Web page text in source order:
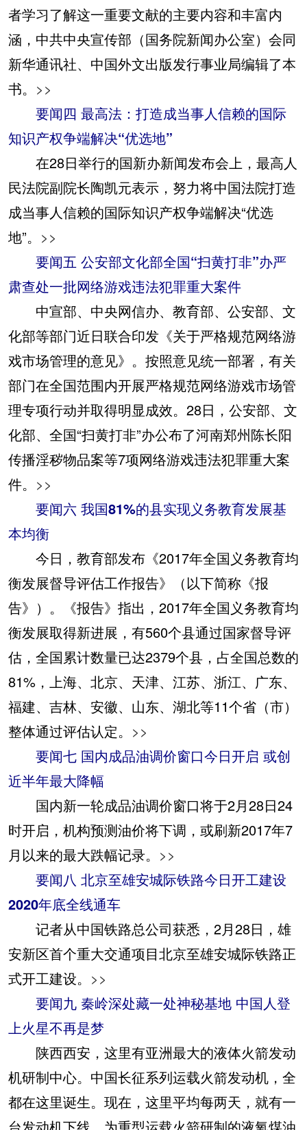
者学习了解这一重要文献的主要内容和丰富内
涵，中共中央宣传部（国务院新闻办公室）会同
新华通讯社、中国外文出版发行事业局编辑了本
书。 >>
要闻四 最高法：打造成当事人信赖的国际
知识产权争端解决“优选地”
在28日举行的国新办新闻发布会上，最高人
民法院副院长陶凯元表示，努力将中国法院打造
成当事人信赖的国际知识产权争端解决“优选
地”。 >>
要闻五 公安部文化部全国“扫黄打非”办严
肃查处一批网络游戏违法犯罪重大案件
中宣部、中央网信办、教育部、公安部、文
化部等部门近日联合印发《关于严格规范网络游
戏市场管理的意见》。按照意见统一部署，有关
部门在全国范围内开展严格规范网络游戏市场管
理专项行动并取得明显成效。28日，公安部、文
化部、全国“扫黄打非”办公布了河南郑州陈长阳
传播淫秽物品案等7项网络游戏违法犯罪重大案
件。 >>
要闻六 我国81%的县实现义务教育发展基
本均衡
今日，教育部发布《2017年全国义务教育均
衡发展督导评估工作报告》（以下简称《报
告》）。《报告》指出，2017年全国义务教育均
衡发展取得新进展，有560个县通过国家督导评
估，全国累计数量已达2379个县，占全国总数的
81%，上海、北京、天津、江苏、浙江、广东、
福建、吉林、安徽、山东、湖北等11个省（市）
整体通过评估认定。 >>
要闻七 国内成品油调价窗口今日开启 或创
近半年最大降幅
国内新一轮成品油调价窗口将于2月28日24
时开启，机构预测油价将下调，或刷新2017年7
月以来的最大跌幅记录。 >>
要闻八 北京至雄安城际铁路今日开工建设
2020年底全线通车
记者从中国铁路总公司获悉，2月28日，雄
安新区首个重大交通项目北京至雄安城际铁路正
式开工建设。 >>
要闻九 秦岭深处藏一处神秘基地 中国人登
上火星不再是梦
陕西西安，这里有亚洲最大的液体火箭发动
机研制中心。中国长征系列运载火箭发动机，全
都在这里诞生。现在，这里平均每两天，就有一